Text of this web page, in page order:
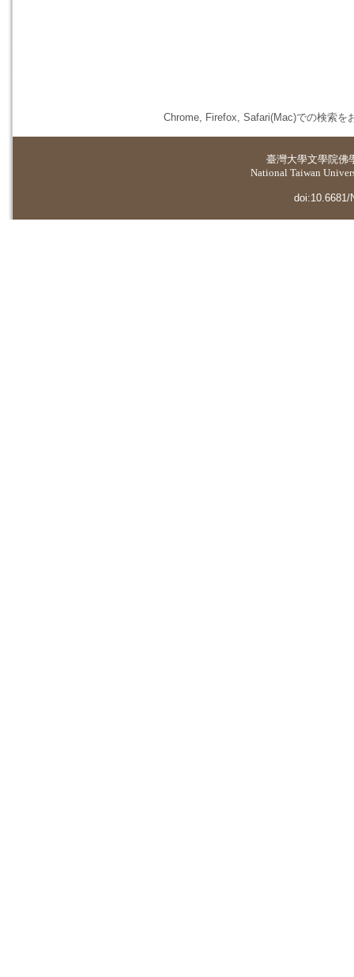
Chrome, Firefox, Safari(Mac)での検索を
臺灣大學文學院佛
National Taiwan
doi:10.6681/